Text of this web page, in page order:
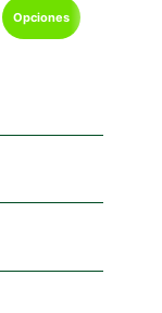
Opciones
Este
producto
opciones
elegir
página